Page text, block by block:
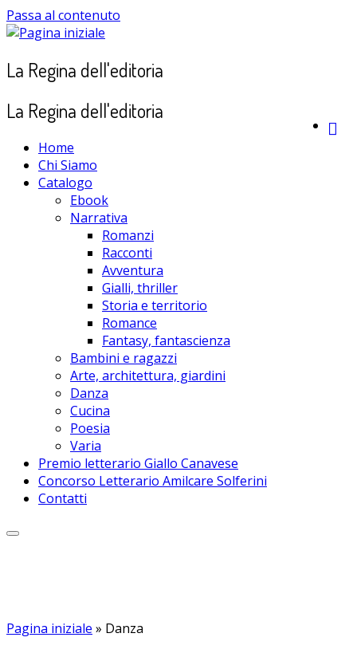
Passa al contenuto
La Regina dell'editoria
La Regina dell'editoria
Home
Chi Siamo
Catalogo
Ebook
Narrativa
Romanzi
Racconti
Avventura
Gialli, thriller
Storia e territorio
Romance
Fantasy, fantascienza
Bambini e ragazzi
Arte, architettura, giardini
Danza
Cucina
Poesia
Varia
Premio letterario Giallo Canavese
Concorso Letterario Amilcare Solferini
Contatti
Pagina iniziale » Danza